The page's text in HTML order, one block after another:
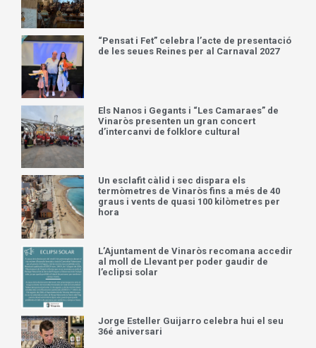
“Pensat i Fet” celebra l’acte de presentació
de les seues Reines per al Carnaval 2027
Els Nanos i Gegants i “Les Camaraes” de
Vinaròs presenten un gran concert
d’intercanvi de folklore cultural
Un esclafit càlid i sec dispara els
termòmetres de Vinaròs fins a més de 40
graus i vents de quasi 100 kilòmetres per
hora
L’Ajuntament de Vinaròs recomana accedir
al moll de Llevant per poder gaudir de
l’eclipsi solar
Jorge Esteller Guijarro celebra hui el seu
36é aniversari